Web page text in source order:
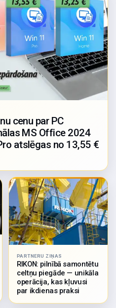
cenu par PC
MS Office 2024
atslēgas no 13,55 €
PARTNERU ZIŅAS
RIKON: pilnībā samontētu
celtņu piegāde — unikāla
operācija, kas kļuvusi
par ikdienas praksi